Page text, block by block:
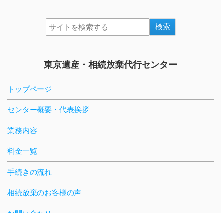
東京遺産・相続放棄代行センター
トップページ
センター概要・代表挨拶
業務内容
料金一覧
手続きの流れ
相続放棄のお客様の声